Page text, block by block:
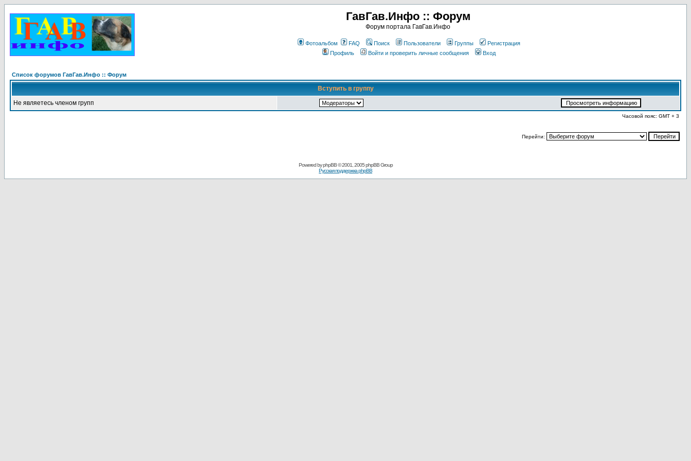
ГавГав.Инфо :: Форум
Форум портала ГавГав.Инфо
Фотоальбом FAQ Поиск Пользователи Группы
Регистрация
Профиль
Войти и проверить личные сообщения Вход
Список форумов ГавГав.Инфо :: Форум
Вступить в группу
Не являетесь членом групп
Часовой пояс: GMT + 3
Перейти:
Powered byphpBB© 2001, 2005 phpBB Group
Русская поддержка phpBB